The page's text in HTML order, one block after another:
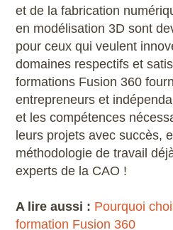
et de la fabrication
en modélisation 3D sont
pour ceux qui veulent
domaines respectifs et
formations Fusion 360
entrepreneurs et
et les compétences
leurs projets avec succès,
méthodologie de travail
experts de la CAO !
A lire aussi : Pourquoi
formation Fusion 360